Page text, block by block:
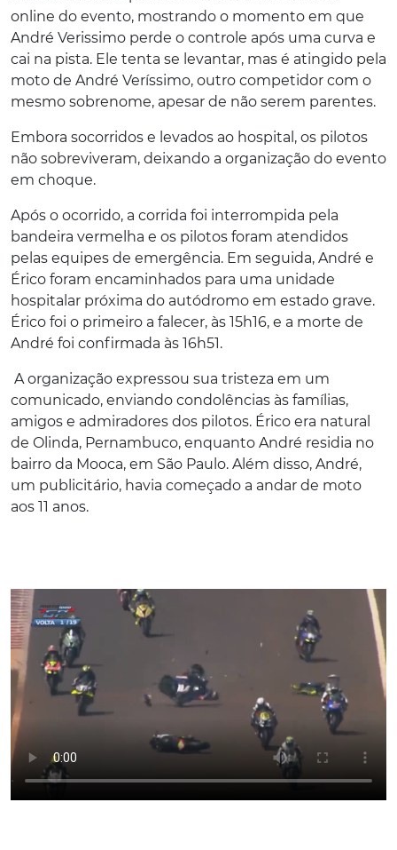
online do evento, mostrando o momento em que
André Verissimo perde o controle após uma curva e
cai na pista. Ele tenta se levantar, mas é atingido pela
moto de André Veríssimo, outro competidor com o
mesmo sobrenome, apesar de não serem parentes.
Embora socorridos e levados ao hospital, os pilotos
não sobreviveram, deixando a organização do evento
em choque.
Após o ocorrido, a corrida foi interrompida pela
bandeira vermelha e os pilotos foram atendidos
pelas equipes de emergência. Em seguida, André e
Érico foram encaminhados para uma unidade
hospitalar próxima do autódromo em estado grave.
Érico foi o primeiro a falecer, às 15h16, e a morte de
André foi confirmada às 16h51.
A organização expressou sua tristeza em um
comunicado, enviando condolências às famílias,
amigos e admiradores dos pilotos. Érico era natural
de Olinda, Pernambuco, enquanto André residia no
bairro da Mooca, em São Paulo. Além disso, André,
um publicitário, havia começado a andar de moto
aos 11 anos.